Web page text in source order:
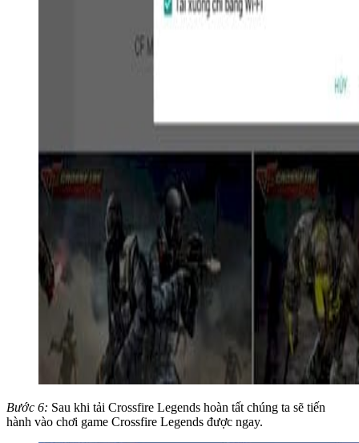
Bước 6: Sau khi tải Crossfire Legends hoàn tất chúng ta sẽ tiến
hành vào chơi game Crossfire Legends được ngay.